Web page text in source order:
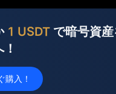
1 USDT で暗号資
購入！